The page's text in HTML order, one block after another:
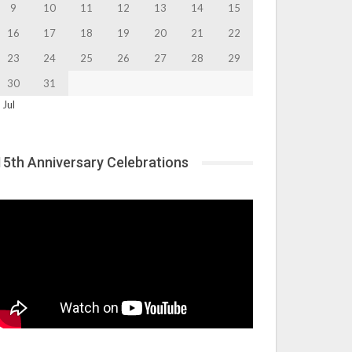
9 10 11 12 13 14
15
16
17 18 19 20 21
22
23
24 25 26 27 28
29
30
31
Jul
Anniversary Celebrations